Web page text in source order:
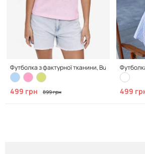
Футболка з фактурної тканини, Bubble Pink
499 грн 899 грн 499